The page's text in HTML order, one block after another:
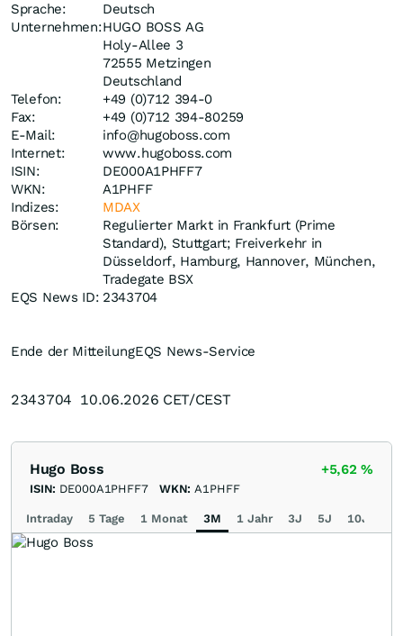
Sprache:
Deutsch
Unternehmen:HUGO BOSS AG
Holy-Allee 3
72555 Metzingen
Deutschland
Telefon:
+49 (0)712 394-0
Fax:
+49 (0)712 394-80259
E-Mail:
info@hugoboss.com
Internet:
www.hugoboss.com
ISIN:
DE000A1PHFF7
WKN:
A1PHFF
Indizes:
MDAX
Börsen:
Regulierter Markt in Frankfurt (Prime
Standard), Stuttgart; Freiverkehr in
Düsseldorf, Hamburg, Hannover, München,
Tradegate BSX
EQS News ID: 2343704
Ende der MitteilungEQS News-Service
2343704 10.06.2026 CET/CEST
Hugo Boss +5,62%
ISIN: DE000A1PHFF7 WKN: A1PHFF
Intraday 5 Tage 1 Monat 3M 1 Jahr 3J 5J 10J